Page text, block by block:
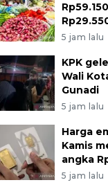
5 jam lalu
KPK
Wali
Gunadi
5 jam lalu
Harga
Kamis
angka
5 jam lalu